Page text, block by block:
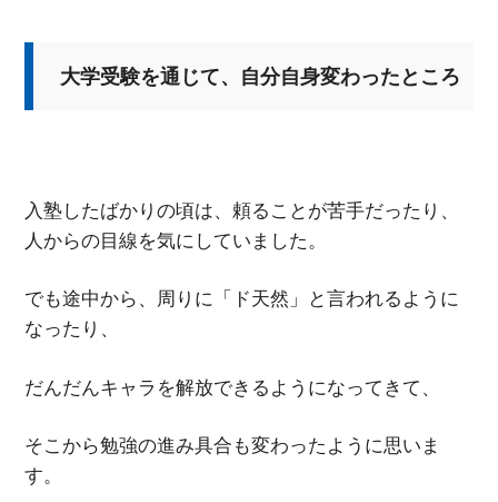
大学受験を通じて、自分自身変わったところ
入塾したばかりの頃は、頼ることが苦手だったり、
人からの目線を気にしていました。
でも途中から、周りに「ド天然」と言われるように
なったり、
だんだんキャラを解放できるようになってきて、
そこから勉強の進み具合も変わったように思いま
す。